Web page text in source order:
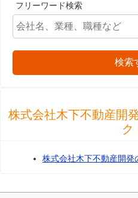
フリーワード検索
検索
株式会社木下不動産開
ク
株式会社木下不動産開発